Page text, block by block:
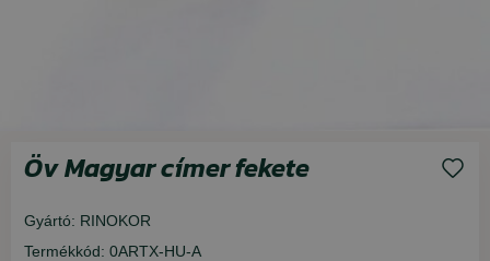
Öv Magyar címer fekete
Gyártó: RINOKOR
Termékkód: 0ARTX-HU-A